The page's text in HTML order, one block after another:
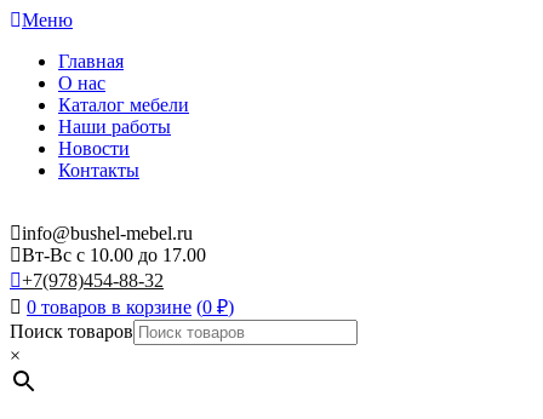
Меню
Главная
О нас
Каталог мебели
Наши работы
Новости
Контакты
info@bushel-mebel.ru
Вт-Вс c 10.00 до 17.00
+7(978)454-88-32
0 товаров в корзине (0 ₽)
Поиск товаров
×